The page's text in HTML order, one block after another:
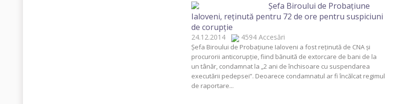
Şefa Biroului de Probaţiune
Ialoveni, reţinută pentru 72 de ore pentru suspiciuni
de corupţie
24.12.2014 4594 Accesări
Şefa Biroului de Probaţiune Ialoveni a fost reţinută de CNA şi
procurorii anticorupţie, fiind bănuită de extorcare de bani de la
un tânăr, condamnat la „2 ani de închisoare cu suspendarea
executării pedepsei”. Deoarece condamnatul ar fi încălcat regimul
de raportare...